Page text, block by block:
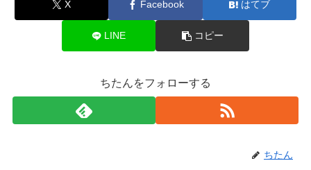
X Facebook はてブ
LINE コピー
ちたんをフォローする
ちたん